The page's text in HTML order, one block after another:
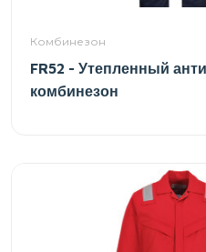
Комбинезон
FR52 - Утепленный
комбинезон